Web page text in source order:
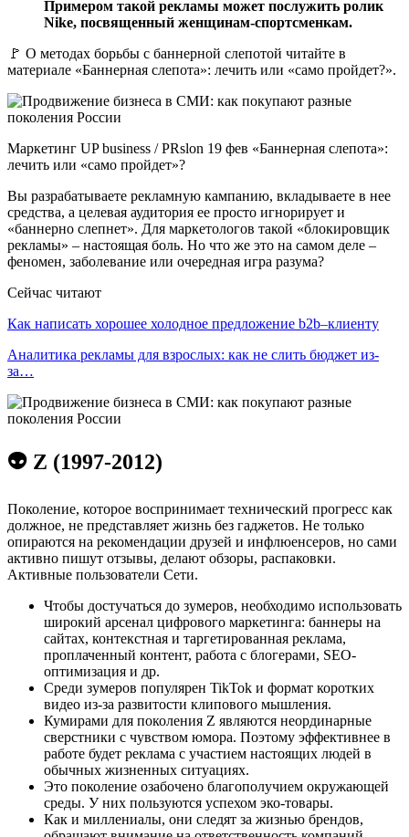
Примером такой рекламы может послужить ролик
Nike, посвященный женщинам-спортсменкам.
🚩 О методах борьбы с баннерной слепотой читайте в
материале «Баннерная слепота»: лечить или «само пройдет?».
Маркетинг UP business / PRslon 19 фев «Баннерная слепота»:
лечить или «само пройдет»?
Вы разрабатываете рекламную кампанию, вкладываете в нее
средства, а целевая аудитория ее просто игнорирует и
«баннерно слепнет». Для маркетологов такой «блокировщик
рекламы» – настоящая боль. Но что же это на самом деле –
феномен, заболевание или очередная игра разума?
Сейчас читают
Как написать хорошее холодное предложение b2b–клиенту
Аналитика рекламы для взрослых: как не слить бюджет из-
за…
👽 Z (1997-2012)
Поколение, которое воспринимает технический прогресс как
должное, не представляет жизнь без гаджетов. Не только
опираются на рекомендации друзей и инфлюенсеров, но сами
активно пишут отзывы, делают обзоры, распаковки.
Активные пользователи Сети.
Чтобы достучаться до зумеров, необходимо использовать
широкий арсенал цифрового маркетинга: баннеры на
сайтах, контекстная и таргетированная реклама,
проплаченный контент, работа с блогерами, SEO-
оптимизация и др.
Среди зумеров популярен TikTok и формат коротких
видео из-за развитости клипового мышления.
Кумирами для поколения Z являются неординарные
сверстники с чувством юмора. Поэтому эффективнее в
работе будет реклама с участием настоящих людей в
обычных жизненных ситуациях.
Это поколение озабочено благополучием окружающей
среды. У них пользуются успехом эко-товары.
Как и миллениалы, они следят за жизнью брендов,